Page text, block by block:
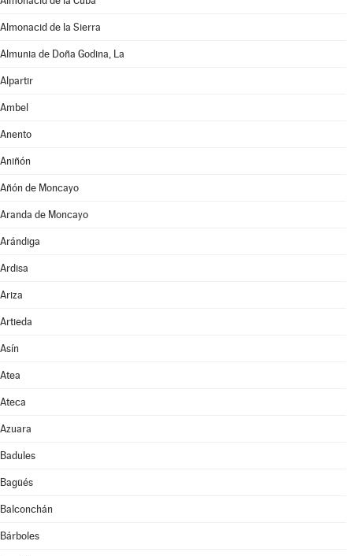
Almonacid de la Sierra
Almunia de Doña Godina, La
Alpartir
Ambel
Anento
Aniñón
Añón de Moncayo
Aranda de Moncayo
Arándiga
Ardisa
Ariza
Artieda
Asín
Atea
Ateca
Azuara
Badules
Bagüés
Balconchán
Bárboles